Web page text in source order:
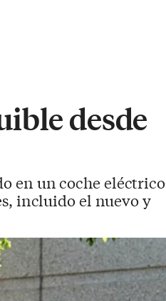
desde
en un coche eléctrico
incluido el nuevo y